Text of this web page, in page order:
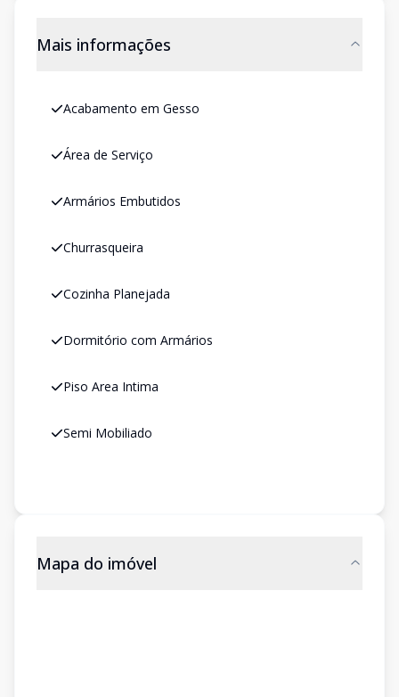
Mais informações
Acabamento em Gesso
Área de Serviço
Armários Embutidos
Churrasqueira
Cozinha Planejada
Dormitório com Armários
Piso Area Intima
Semi Mobiliado
Mapa do imóvel